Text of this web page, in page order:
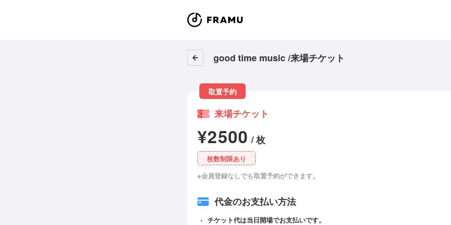
good time music /来場チケット
取置予約
来場チケット
¥2500 / 枚
枚数制限あり
※会員登録なしでも取置予約ができます。
代金のお支払い方法
チケット代は当日開場でお支払いです。